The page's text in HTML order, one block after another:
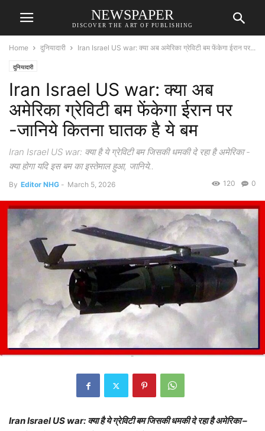
NEWSPAPER
DISCOVER THE ART OF PUBLISHING
Home दुनियादारी Iran Israel US war: क्या अब अमेरिका ग्रेविटी बम फेंकेगा ईरान पर...
दुनियादारी
Iran Israel US war: क्या अब
अमेरिका ग्रेविटी बम फेंकेगा ईरान पर
-जानिये कितना घातक है ये बम
Iran Israel US war: क्या है ये ग्रेविटी बम जिसकी धमकी दे रहा है अमेरिका -
क्या होगा यदि इस बम का इस्तेमाल हुआ, जानिये..
By Editor NHG - March 5, 2026 0
120
Iran Israel US war: क्या है ये ग्रेविटी बम जिसकी धमकी दे रहा है अमेरिका –